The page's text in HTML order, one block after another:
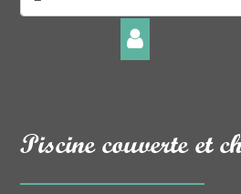
Piscine couverte et